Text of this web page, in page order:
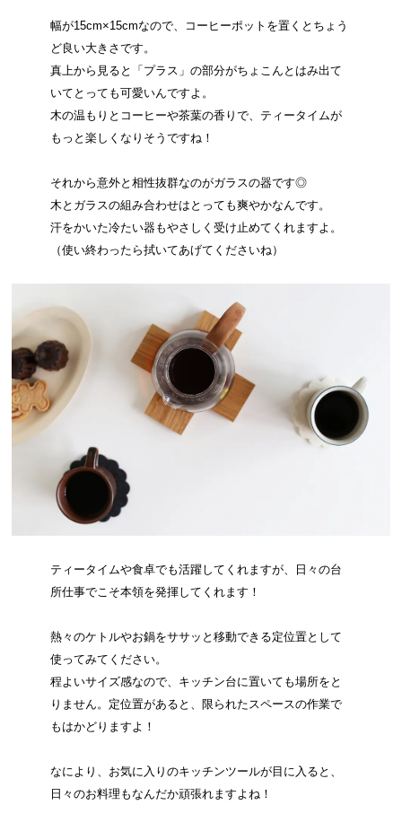
幅が15cm×15cmなので、コーヒーポットを置くとちょう
ど良い大きさです。
真上から見ると「プラス」の部分がちょこんとはみ出て
いてとっても可愛いんですよ。
木の温もりとコーヒーや茶葉の香りで、ティータイムが
もっと楽しくなりそうですね！
それから意外と相性抜群なのがガラスの器です◎
木とガラスの組み合わせはとっても爽やかなんです。
汗をかいた冷たい器もやさしく受け止めてくれますよ。
（使い終わったら拭いてあげてくださいね）
ティータイムや食卓でも活躍してくれますが、日々の台
所仕事でこそ本領を発揮してくれます！
熱々のケトルやお鍋をササッと移動できる定位置として
使ってみてください。
程よいサイズ感なので、キッチン台に置いても場所をと
りません。定位置があると、限られたスペースの作業で
もはかどりますよ！
なにより、お気に入りのキッチンツールが目に入ると、
日々のお料理もなんだか頑張れますよね！